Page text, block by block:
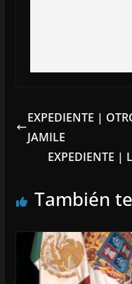
EXPEDIENTE |
JAMILE
EXPEDIENTE |
También